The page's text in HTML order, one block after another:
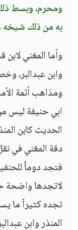
ومحرم، وبسط
به من ذلك شيخه
وأما المغني
وابن عبدالبر،
ومذاهب أئمة
ابي حنيفة ليس
الحديث كابن
دقة المغني في
فتجد دوماً
لاتجدها واضحة
تجده كثيراً ما
المنذر وابن